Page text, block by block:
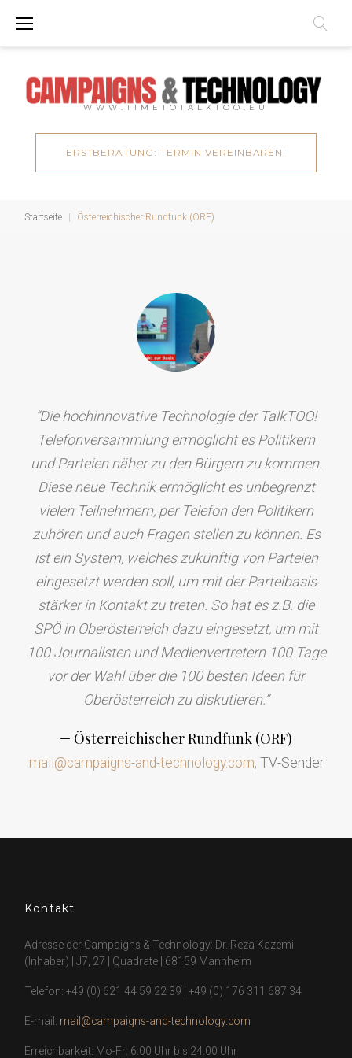
Inhalt
WWW.TIMETOTALKTOO.EU
ERSTBERATUNG: TERMIN VEREINBAREN!
Startseite Österreichischer Rundfunk (ORF)
“Die hochinnovative Technologie der TalkTOO!
Telefonversammlung ermöglicht es Politikern
und Parteien näher zu den Bürgern zu kommen.
Diese neue Technik ermöglicht es unbegrenzt
vielen Teilnehmern, per Telefon den Politikern
zuhören und auch Fragen stellen zu können. Es
ist ein System, welches zukünftig von Parteien
eingesetzt werden soll, um mit der Parteibasis
stärker in Kontakt zu treten. So hat es z.B. die
SPÖ in Oberösterreich dazu eingesetzt, um mit
100 Journalisten und Medienvertretern 100 Tage
vor der Wahl über die 100 besten Ideen für
Oberösterreich zu diskutieren.”
Österreichischer Rundfunk (ORF)
mail@campaigns-and-technology.com TV-Sender
Kontakt
Adresse der Campaigns & Technology: Dr. Reza Kazemi
(Inhaber) | J7, 27 | Quadrate | 68159 Mannheim
Telefon:+49 (0) 621 44 59 22 39 |+49 (0) 176 311 687 34
E-mail: mail@campaigns-and-technology.com
Erreichbarkeit: Mo-Fr: 6.00 Uhr bis 24.00 Uhr